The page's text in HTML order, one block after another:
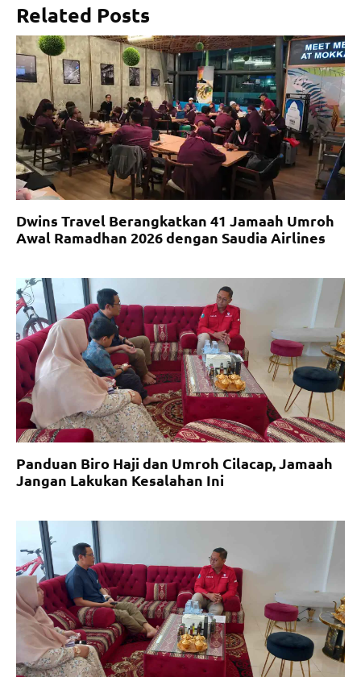
Related Posts
Dwins Travel Berangkatkan 41 Jamaah Umroh
Awal Ramadhan 2026 dengan Saudia Airlines
Panduan Biro Haji dan Umroh Cilacap, Jamaah
Jangan Lakukan Kesalahan Ini